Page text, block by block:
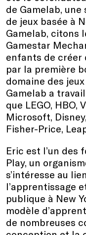
de Gamelab,
de jeux basée à
Gamelab, citons
Gamestar
enfants de créer
par la première
domaine des
Gamelab a
que LEGO, HBO,
Microsoft,
Fisher-Price,
Eric est l’un des
Play, un
s’intéresse au
l’apprentissage
publique à New
modèle
de nombreuses